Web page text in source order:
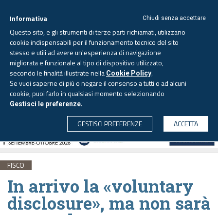
CERCA
Domenica, 9 agosto 2026
FISCO
In arrivo la «voluntary
disclosure», ma non sarà
Chiudi senza accettare
Informativa
Questo sito, e gli strumenti di terze parti richiamati, utilizzano
cookie indispensabili per il funzionamento tecnico del sito
stesso e utili ad avere un'esperienza di navigazione
migliorata e funzionale al tipo di dispositivo utilizzato,
secondo le finalità illustrate nella Cookie Policy.
Se vuoi saperne di più o negare il consenso a tutti o ad alcuni
cookie, puoi farlo in qualsiasi momento selezionando
Gestisci le preferenze.
GESTISCI PREFERENZE
ACCETTA